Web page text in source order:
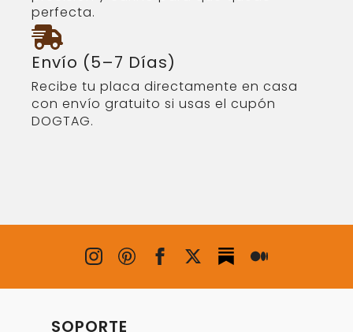
perfecta.
Envío (5–7 Días)
Recibe tu placa directamente en casa
con envío gratuito si usas el cupón
DOGTAG.
SOPORTE